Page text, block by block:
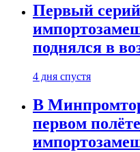
Первый
поднялся в
4 дня спустя
В
первом полёте